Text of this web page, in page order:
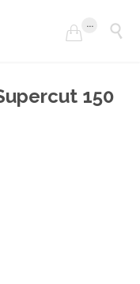

... 
150